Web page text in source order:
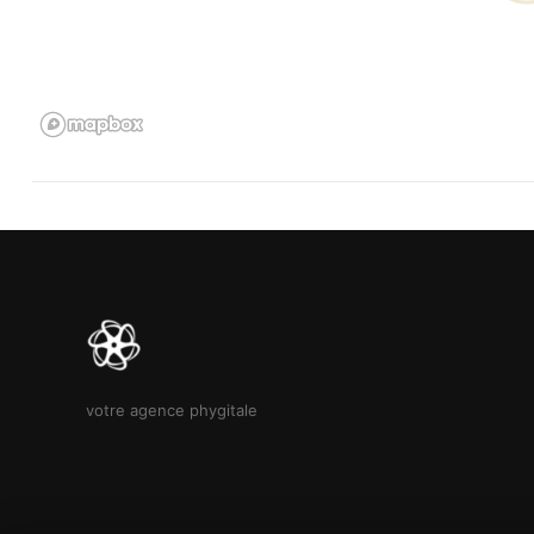
🔑 Faites confiance à notre expertise pour un achat en toute
votre agence phygitale